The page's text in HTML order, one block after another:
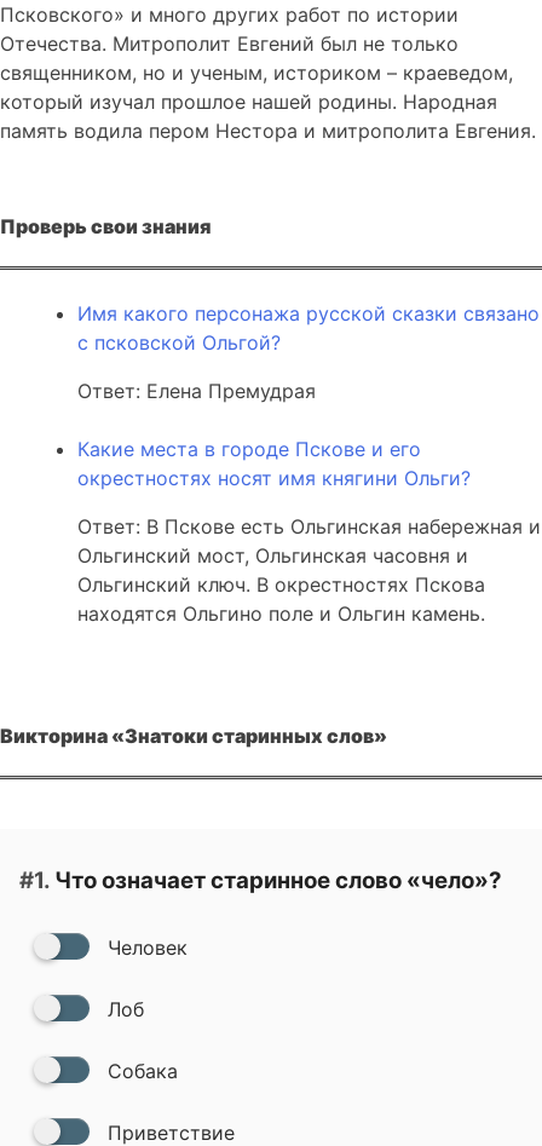
Псковского» и много других работ по истории
Отечества. Митрополит Евгений был не только
священником, но и ученым, историком – краеведом,
который изучал прошлое нашей родины. Народная
память водила пером Нестора и митрополита Евгения.
Проверь свои знания
Имя какого персонажа русской сказки связано
с псковской Ольгой?
Ответ: Елена Премудрая
Какие места в городе Пскове и его
окрестностях носят имя княгини Ольги?
Ответ: В Пскове есть Ольгинская набережная и
Ольгинский мост, Ольгинская часовня и
Ольгинский ключ. В окрестностях Пскова
находятся Ольгино поле и Ольгин камень.
Викторина «Знатоки старинных слов»
#1. Что означает старинное слово «чело»?
Человек
Лоб
Собака
Приветствие